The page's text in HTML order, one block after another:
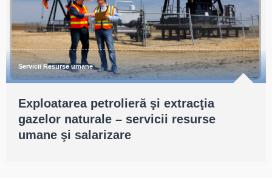
Servicii Resurse umane
Exploatarea petrolieră şi extracţia
gazelor naturale – servicii resurse
umane şi salarizare